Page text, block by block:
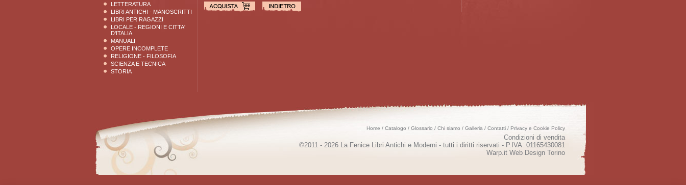
LETTERATURA
LIBRI ANTICHI - MANOSCRITTI
LIBRI PER RAGAZZI
LOCALE - REGIONI E CITTA'
D'ITALIA
MANUALI
OPERE INCOMPLETE
RELIGIONE - FILOSOFIA
SCIENZA E TECNICA
STORIA
Home / Catalogo / Glossario / Chi siamo / Galleria / Contatti / Privacy e Cookie Policy
Condizioni di vendita
©2011 - 2026 La Fenice Libri Antichi e Moderni - tutti i diritti riservati - P.IVA: 01165430081
Warp.it Web Design Torino